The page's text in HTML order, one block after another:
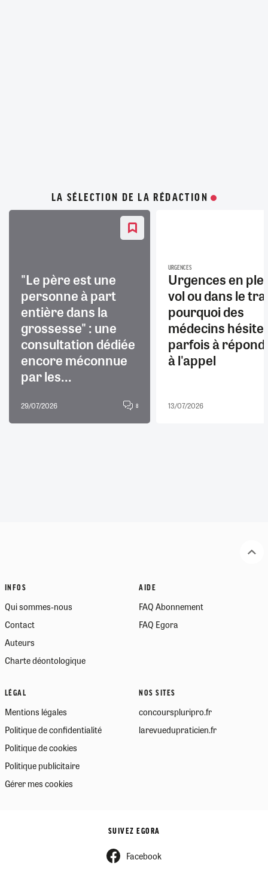
LA SÉLECTION DE LA RÉDACTION
"Le père est une
personne à part
entière dans la
grossesse" : une
consultation dédiée
encore méconnue
par les...
29/07/2026 8
URGENCES
Urgences en
vol ou dans le
pourquoi des
médecins
parfois à
à l'appel
13/07/2026
INFOS
Qui sommes-nous
Contact
Auteurs
Charte déontologique
AIDE
FAQ Abonnement
FAQ Egora
LÉGAL
Mentions légales
Politique de confidentialité
Politique de cookies
Politique publicitaire
Gérer mes cookies
NOS SITES
concourspluripro.fr
larevuedupraticien.fr
SUIVEZ EGORA
Facebook